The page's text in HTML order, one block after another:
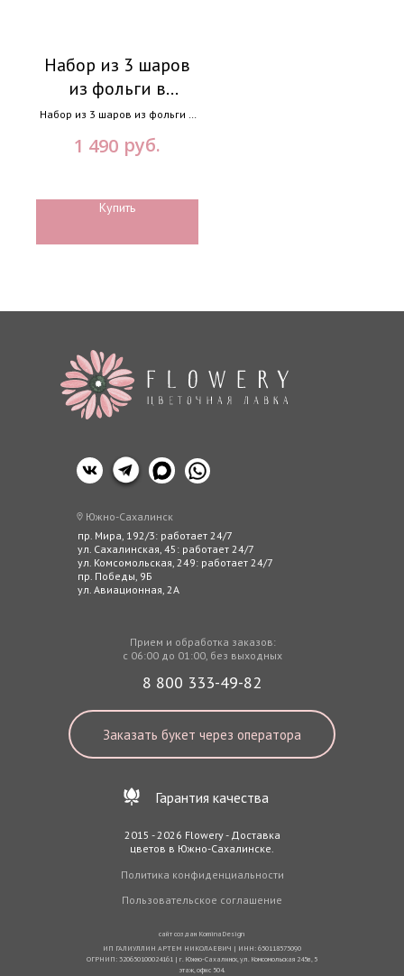
Набор из 3 шаров
из фольги в
ассортименте на
грузике
Набор из 3 шаров из фольги в
Оформите заказ, и мы
доставим вам свежие цветы в
1 490 руб.
Купить
пр. Мира, 192/3: работает 24/7
ул. Сахалинская, 45: работает 24/7
ул. Комсомольская, 249: работает 24/7
пр. Победы, 9Б
ул. Авиационная, 2А
Заказать букет через оператора
8 800 333-49-82
Прием и обработка заказов:
с 06:00 до 01:00, без выходных
Южно-Сахалинск
2015 - 2026 Flowery - Доставка
цветов в Южно-Сахалинске.
Политика конфиденциальности
Пользовательское соглашение
Гарантия качества
сайт создан KominaDesign
ИП ГАЛИУЛЛИН АРТЕМ НИКОЛАЕВИЧ | ИНН: 650118573090
ОГРНИП: 320650100024161 | г. Южно-Сахалинск, ул. Комсомольская 245в, 5
этаж, офис 504.